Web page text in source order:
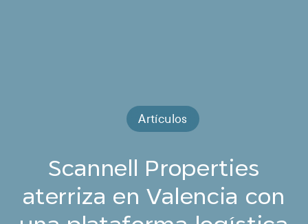
Artículos
Scannell Properties
aterriza en Valencia con